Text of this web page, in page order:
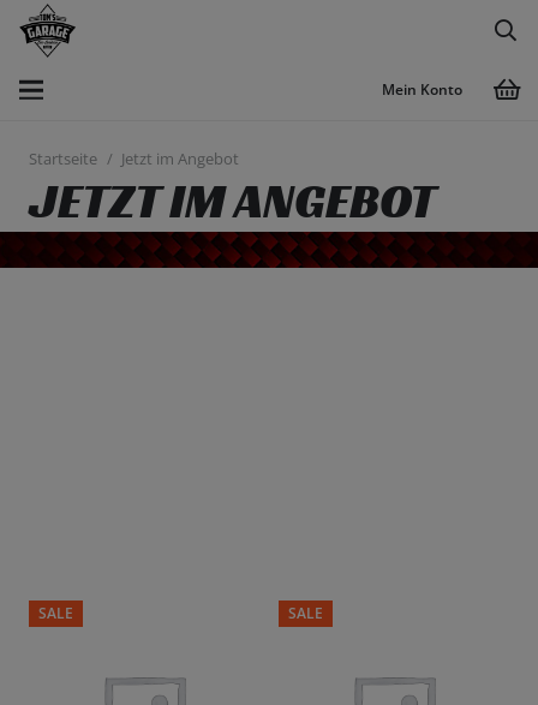
Mein Konto
Startseite / Jetzt im Angebot
JETZT IM ANGEBOT
SALE SALE